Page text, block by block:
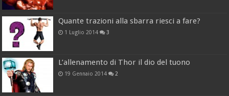
Quante trazioni alla sbarra riesci a fare?
1 Luglio 2014 3
L’allenamento di Thor il dio del tuono
19 Gennaio 2014 2